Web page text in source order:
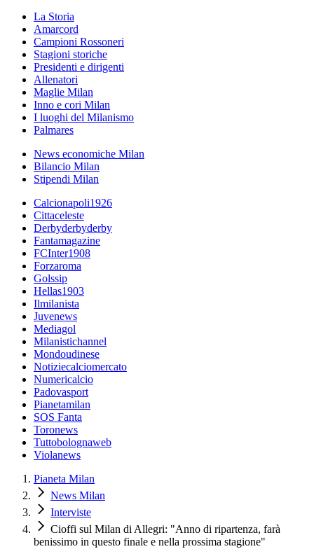
La Storia
Amarcord
Campioni Rossoneri
Stagioni storiche
Presidenti e dirigenti
Allenatori
Maglie Milan
Inno e cori Milan
I luoghi del Milanismo
Palmares
News economiche Milan
Bilancio Milan
Stipendi Milan
Calcionapoli1926
Cittaceleste
Derbyderbyderby
Fantamagazine
FCInter1908
Forzaroma
Golssip
Hellas1903
Ilmilanista
Juvenews
Mediagol
Milanistichannel
Mondoudinese
Notiziecalciomercato
Numericalcio
Padovasport
Pianetamilan
SOS Fanta
Toronews
Tuttobolognaweb
Violanews
Pianeta Milan
News Milan
Interviste
Cioffi sul Milan di Allegri: "Anno di ripartenza, farà
benissimo in questo finale e nella prossima stagione"